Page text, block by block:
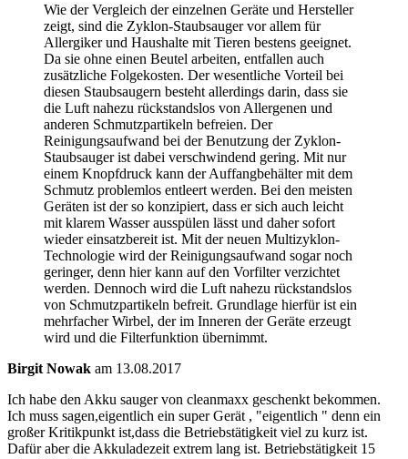
Wie der Vergleich der einzelnen Geräte und Hersteller
zeigt, sind die Zyklon-Staubsauger vor allem für
Allergiker und Haushalte mit Tieren bestens geeignet.
Da sie ohne einen Beutel arbeiten, entfallen auch
zusätzliche Folgekosten. Der wesentliche Vorteil bei
diesen Staubsaugern besteht allerdings darin, dass sie
die Luft nahezu rückstandslos von Allergenen und
anderen Schmutzpartikeln befreien. Der
Reinigungsaufwand bei der Benutzung der Zyklon-
Staubsauger ist dabei verschwindend gering. Mit nur
einem Knopfdruck kann der Auffangbehälter mit dem
Schmutz problemlos entleert werden. Bei den meisten
Geräten ist der so konzipiert, dass er sich auch leicht
mit klarem Wasser ausspülen lässt und daher sofort
wieder einsatzbereit ist. Mit der neuen Multizyklon-
Technologie wird der Reinigungsaufwand sogar noch
geringer, denn hier kann auf den Vorfilter verzichtet
werden. Dennoch wird die Luft nahezu rückstandslos
von Schmutzpartikeln befreit. Grundlage hierfür ist ein
mehrfacher Wirbel, der im Inneren der Geräte erzeugt
wird und die Filterfunktion übernimmt.
Birgit Nowak am 13.08.2017
Ich habe den Akku sauger von cleanmaxx geschenkt bekommen.
Ich muss sagen,eigentlich ein super Gerät , "eigentlich " denn ein
großer Kritikpunkt ist,dass die Betriebstätigkeit viel zu kurz ist.
Dafür aber die Akkuladezeit extrem lang ist. Betriebstätigkeit 15